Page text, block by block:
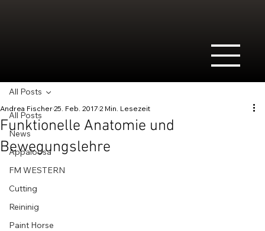
All Posts
News
Appaloosa
FM WESTERN
Cutting
Reininig
Paint Horse
All Posts
Funktionelle Anatomie und
Bewegungslehre
Andrea Fischer25. Feb. 2017 2 Min. Lesezeit